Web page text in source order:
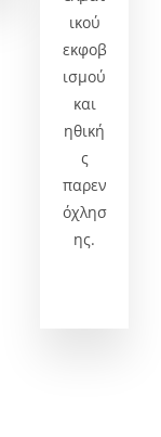
ικού
εκφοβ
ισμού
και
ηθική
ς
παρεν
όχλησ
ης.